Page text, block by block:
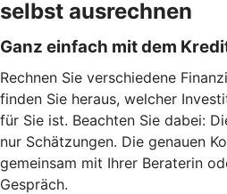
selbst ausrechnen
Ganz einfach mit dem
Rechnen Sie verschiedene
finden Sie heraus, welcher
für Sie ist. Beachten Sie dabei:
nur Schätzungen. Die genauen
gemeinsam mit Ihrer Beraterin
Gespräch.